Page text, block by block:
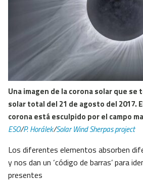
Una imagen de la corona solar que
solar total del 21 de agosto del 2017.
corona está esculpido por el campo
ESO/P. Horálek/Solar Wind Sherpas project
Los diferentes elementos absorben
y nos dan un ‘código de barras’ para
presentes